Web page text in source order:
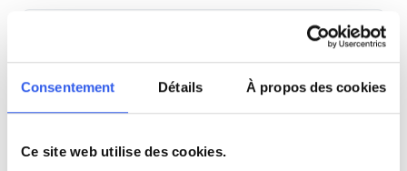
Consentement Détails À propos des cookies
Ce site web utilise des cookies.
Philosophie
Histoire